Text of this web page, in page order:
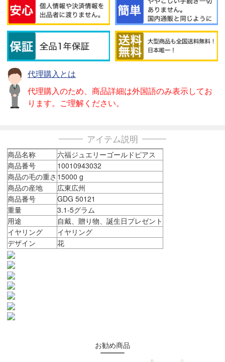
代理購入とは
代理購入のため、商品詳細は外国語のみ表示してお
ります。ご理解ください。
アイテム説明
商品名称
六福ジュエリーゴールドピアス
商品番号
10010943032
商品の毛の重さ 15000 g
商品の産地
広東広州
商品番号
GDG 50121
重量
3.1-5グラム
用途
自戴、贈り物、誕生日プレゼント
イヤリング
イヤリング
デザイン
花
お勧め商品